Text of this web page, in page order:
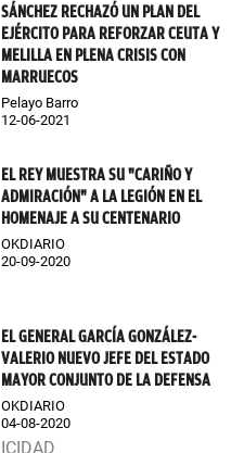
SÁNCHEZ RECHAZÓ UN PLAN DEL
EJÉRCITO PARA REFORZAR CEUTA Y
MELILLA EN PLENA CRISIS CON
MARRUECOS
Pelayo Barro
12-06-2021
EL REY MUESTRA SU "CARIÑO Y
ADMIRACIÓN" A LA LEGIÓN EN EL
HOMENAJE A SU CENTENARIO
OKDIARIO
20-09-2020
EL GENERAL GARCÍA GONZÁLEZ-
VALERIO NUEVO JEFE DEL ESTADO
MAYOR CONJUNTO DE LA DEFENSA
OKDIARIO
04-08-2020